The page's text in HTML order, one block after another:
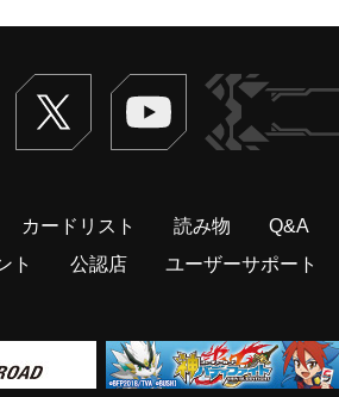
Twitter ヴァンガードch
カードリスト 読み物 Q&A
ト 公認店 ユーザーサポート